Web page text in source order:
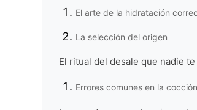
El arte de la hidratación
La selección del origen
El ritual del desale que nadie
Errores comunes en la cocción